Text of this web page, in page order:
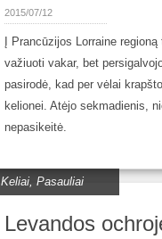
2015/07/12
Į Prancūzijos Lorraine regioną
važiuoti vakar, bet
pasirodė, kad per vėlai
kelionei. Atėjo sekmadienis,
nepasikeitė.
Keliai,Pasauliai
Levandos